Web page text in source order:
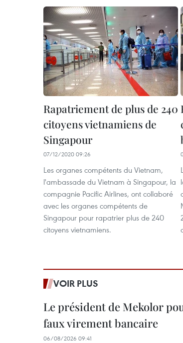
Rapatriement de plus de 240
citoyens vietnamiens de
Singapour
07/12/2020 09:26
Les organes compétents du Vietnam,
l'ambassade du Vietnam à Singapour, la
compagnie Pacific Airlines, ont collaboré
avec les organes compétents de
Singapour pour rapatrier plus de 240
citoyens vietnamiens.
VOIR PLUS
Le président de Mekolor
faux virement bancaire
06/08/2026 09:41